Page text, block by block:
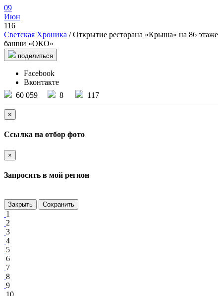
09
Июн
116
Светская Хроника / Открытие ресторана «Крыша» на 86 этаже
башни «ОКО»
поделиться
Facebook
Вконтакте
60 059
8 117
×
Ссылка на отбор фото
×
Запросить в мой регион
Закрыть Сохранить
1
2
3
4
5
6
7
8
9
10